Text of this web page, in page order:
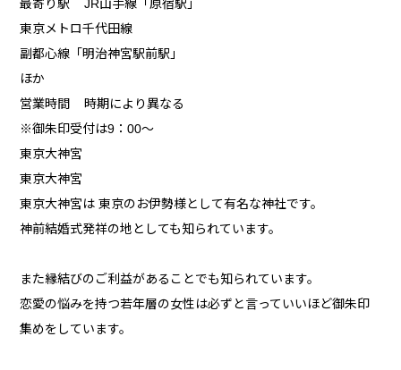
最寄り駅 JR山手線「原宿駅」
東京メトロ千代田線
副都心線「明治神宮駅前駅」
ほか
営業時間 時期により異なる
※御朱印受付は9：00～
東京大神宮
東京大神宮
東京大神宮は 東京のお伊勢様として有名な神社です。
神前結婚式発祥の地としても知られています。
また縁結びのご利益があることでも知られています。
恋愛の悩みを持つ若年層の女性は必ずと言っていいほど御朱印
集めをしています。